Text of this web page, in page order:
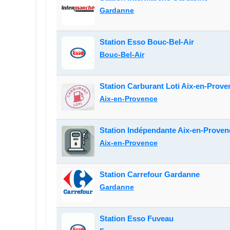
Gardanne
Station Esso Bouc-Bel-Air
Bouc-Bel-Air
Station Carburant Loti Aix-en-
Aix-en-Provence
Station Indépendante Aix-en-
Aix-en-Provence
Station Carrefour Gardanne
Gardanne
Station Esso Fuveau